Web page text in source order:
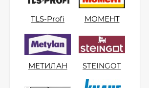
Kerakoll Fugabella
Color
Полимерцементная
3 200 ₽
TLS-Profi МОМЕНТ
МЕТИЛАН STEINGOT